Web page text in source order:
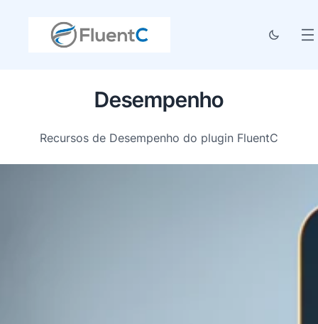
Desempenho
Recursos de Desempenho do plugin FluentC